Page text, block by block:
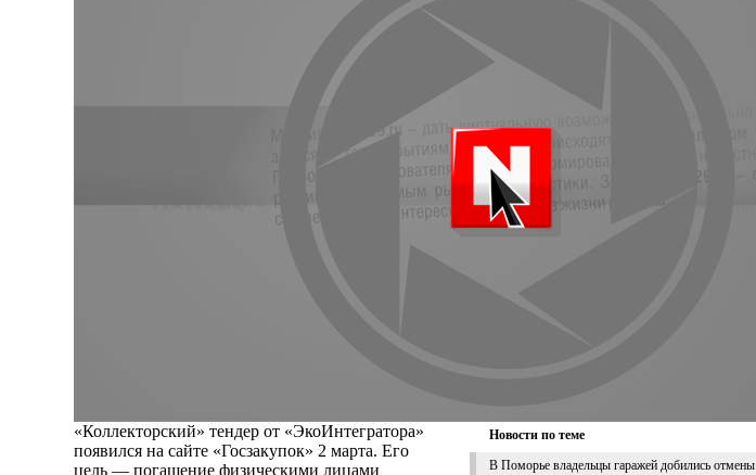
Новости по теме
В Поморье владельцы гаражей добились отмены
«Коллекторский» тендер от «ЭкоИнтегратора»
появился на сайте «Госзакупок» 2 марта. Его
цель — погашение физическими лицами